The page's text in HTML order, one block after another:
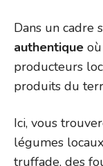
Dans un cadre
authentique
producteurs
produits du
Ici, vous
légumes
truffade, des